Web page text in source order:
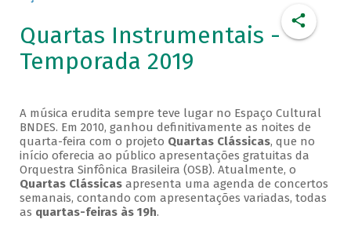
Quartas Instrumentais -
Temporada 2019
A música erudita sempre teve lugar no Espaço Cultural
BNDES. Em 2010, ganhou definitivamente as noites de
quarta-feira com o projeto Quartas Clássicas, que no
início oferecia ao público apresentações gratuitas da
Orquestra Sinfônica Brasileira (OSB). Atualmente, o
Quartas Clássicasapresenta uma agenda de concertos
semanais, contando com apresentações variadas, todas
as quartas-feiras às 19h.